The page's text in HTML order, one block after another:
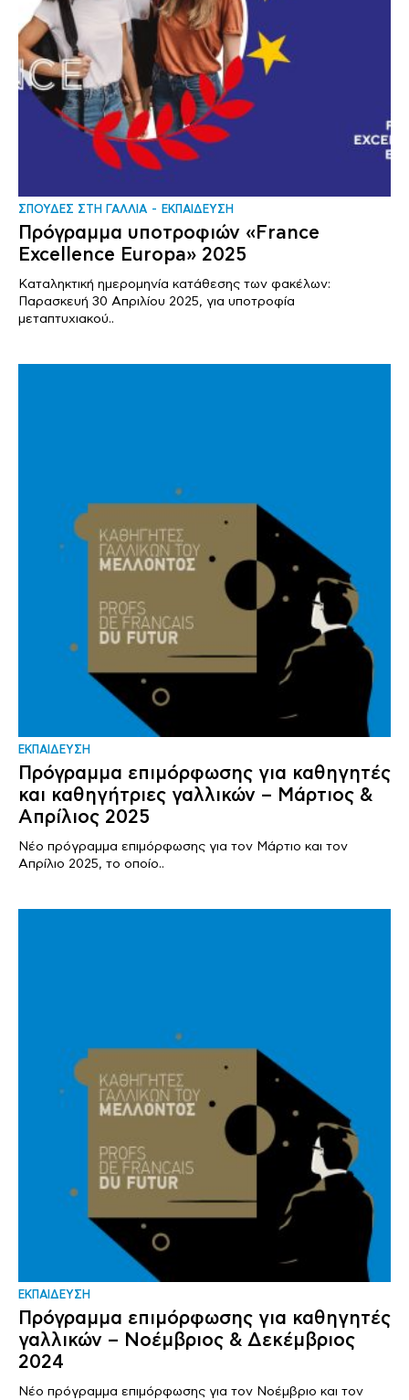
ΣΠΟΥΔΕΣ ΣΤΗ ΓΑΛΛΙΑ ΕΚΠΑΙΔΕΥΣΗ
Πρόγραμμα υποτροφιών «France
Excellence Europa» 2025
Καταληκτική ημερομηνία κατάθεσης των φακέλων:
Παρασκευή 30 Απριλίου 2025, για υποτροφία
μεταπτυχιακού..
ΕΚΠΑΙΔΕΥΣΗ
Πρόγραμμα επιμόρφωσης για καθηγητές
και καθηγήτριες γαλλικών – Μάρτιος &
Απρίλιος 2025
Νέο πρόγραμμα επιμόρφωσης για τον Μάρτιο και τον
Απρίλιο 2025, το οποίο..
ΕΚΠΑΙΔΕΥΣΗ
Πρόγραμμα επιμόρφωσης για καθηγητές
γαλλικών – Νοέμβριος & Δεκέμβριος
2024
Νέο πρόγραμμα επιμόρφωσης για τον Νοέμβριο και τον